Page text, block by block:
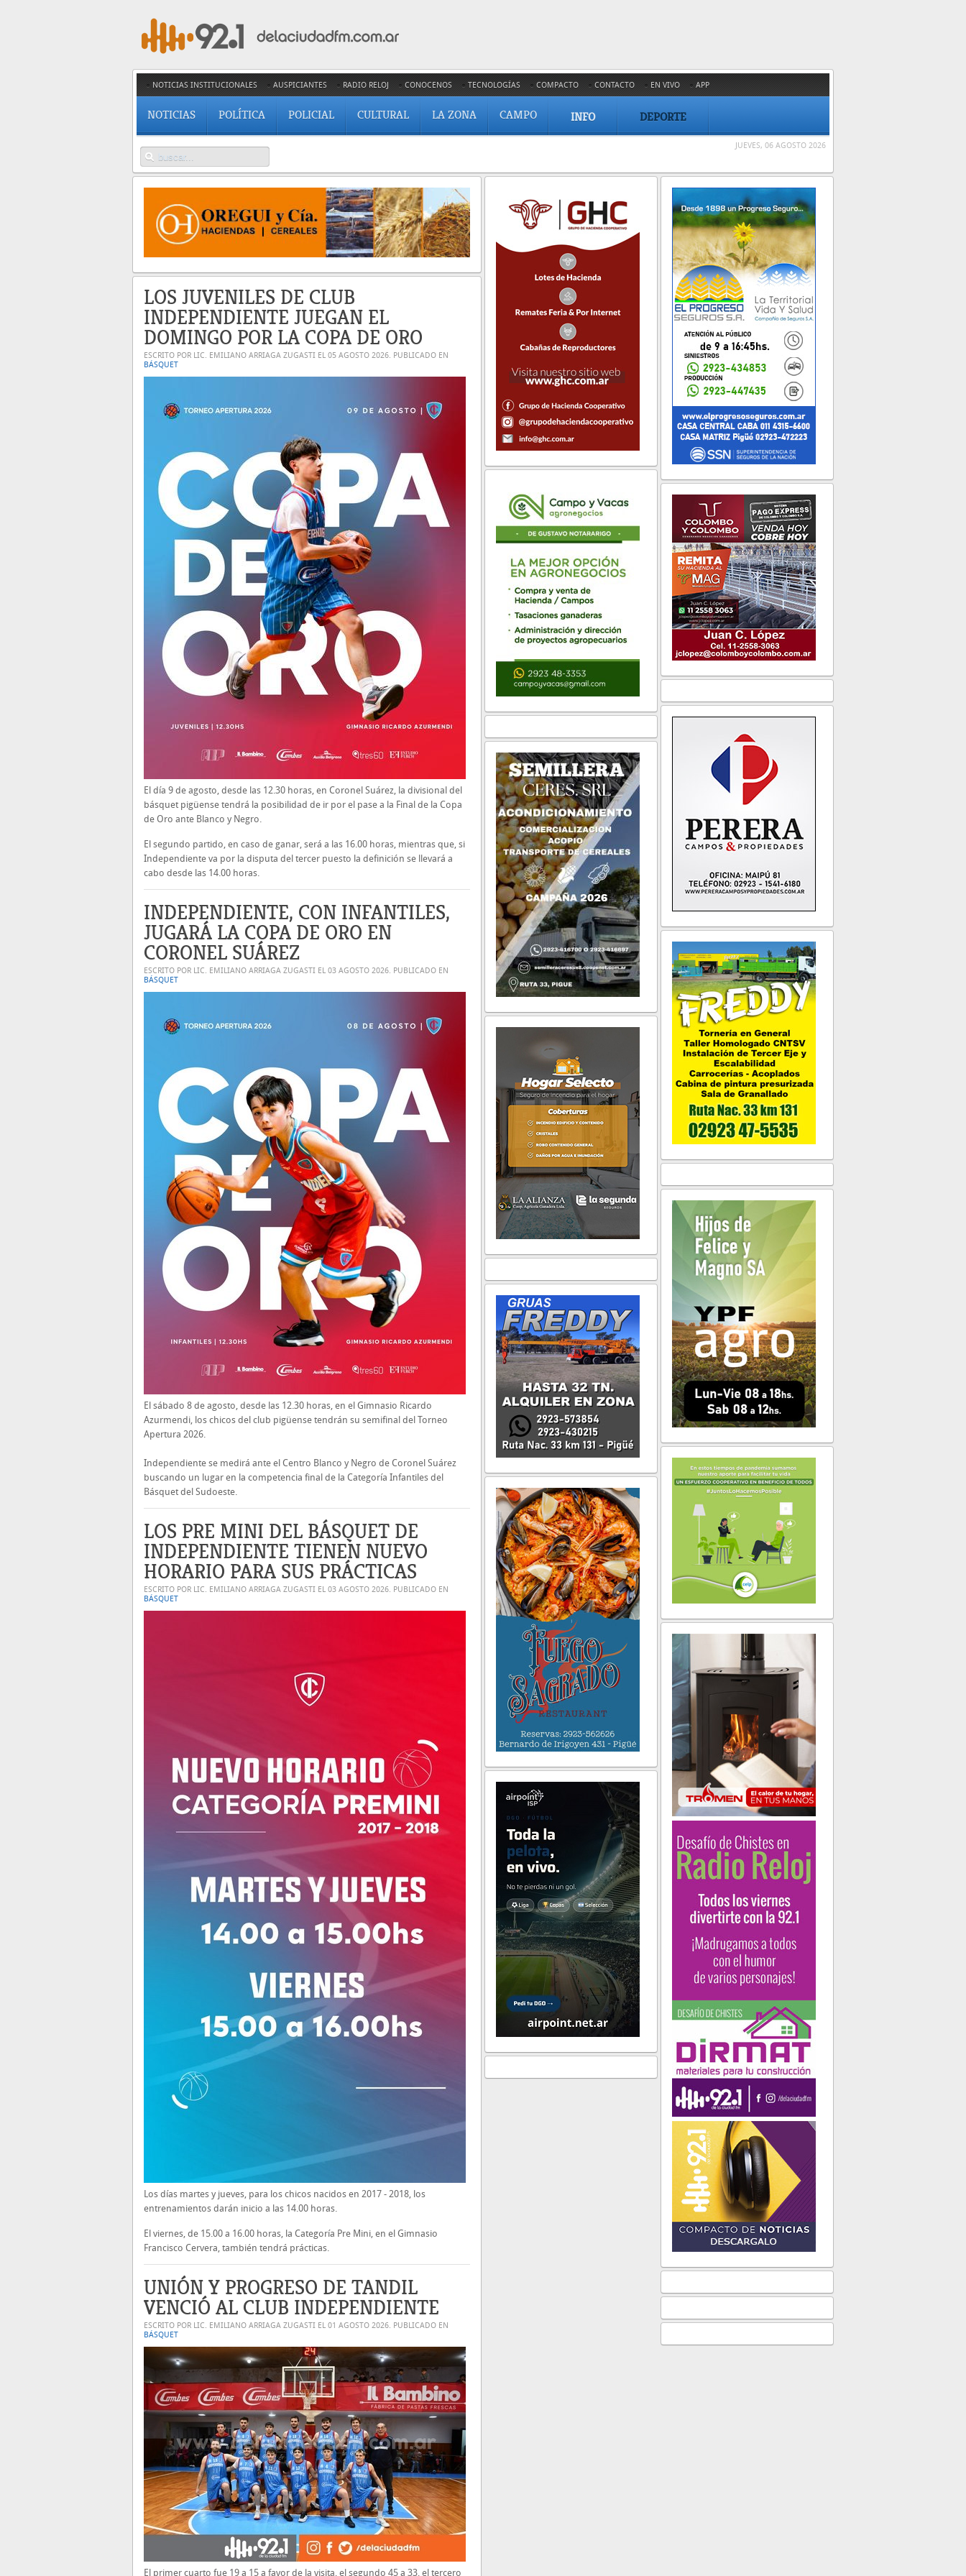
NOTICIAS INSTITUCIONALES AUSPICIANTES RADIO RELOJ CONOCENOS TECNOLOGÍAS COMPACTO CONTACTO EN VIVO APP
NOTICIAS POLÍTICA POLICIAL CULTURAL LA ZONA CAMPO INFO DEPORTE
JUEVES, 06 AGOSTO 2026
LOS JUVENILES DE CLUB
INDEPENDIENTE JUEGAN EL
DOMINGO POR LA COPA DE ORO
ESCRITO POR LIC. EMILIANO ARRIAGA ZUGASTI EL 05 AGOSTO 2026. PUBLICADO EN
BÁSQUET
El día 9 de agosto, desde las 12.30 horas, en Coronel Suárez, la divisional del
básquet pigüense tendrá la posibilidad de ir por el pase a la Final de la Copa
de Oro ante Blanco y Negro.
El segundo partido, en caso de ganar, será a las 16.00 horas, mientras que, si
Independiente va por la disputa del tercer puesto la definición se llevará a
cabo desde las 14.00 horas.
INDEPENDIENTE, CON INFANTILES,
JUGARÁ LA COPA DE ORO EN
CORONEL SUÁREZ
ESCRITO POR LIC. EMILIANO ARRIAGA ZUGASTI EL 03 AGOSTO 2026. PUBLICADO EN
BÁSQUET
El sábado 8 de agosto, desde las 12.30 horas, en el Gimnasio Ricardo
Azurmendi, los chicos del club pigüense tendrán su semifinal del Torneo
Apertura 2026.
Independiente se medirá ante el Centro Blanco y Negro de Coronel Suárez
buscando un lugar en la competencia final de la Categoría Infantiles del
Básquet del Sudoeste.
LOS PRE MINI DEL BÁSQUET DE
INDEPENDIENTE TIENEN NUEVO
HORARIO PARA SUS PRÁCTICAS
ESCRITO POR LIC. EMILIANO ARRIAGA ZUGASTI EL 03 AGOSTO 2026. PUBLICADO EN
BÁSQUET
Los días martes y jueves, para los chicos nacidos en 2017 - 2018, los
entrenamientos darán inicio a las 14.00 horas.
El viernes, de 15.00 a 16.00 horas, la Categoría Pre Mini, en el Gimnasio
Francisco Cervera, también tendrá prácticas.
UNIÓN Y PROGRESO DE TANDIL
VENCIÓ AL CLUB INDEPENDIENTE
ESCRITO POR LIC. EMILIANO ARRIAGA ZUGASTI EL 01 AGOSTO 2026. PUBLICADO EN
BÁSQUET
El primer cuarto fue 19 a 15 a favor de la visita, el segundo 45 a 33, el tercero